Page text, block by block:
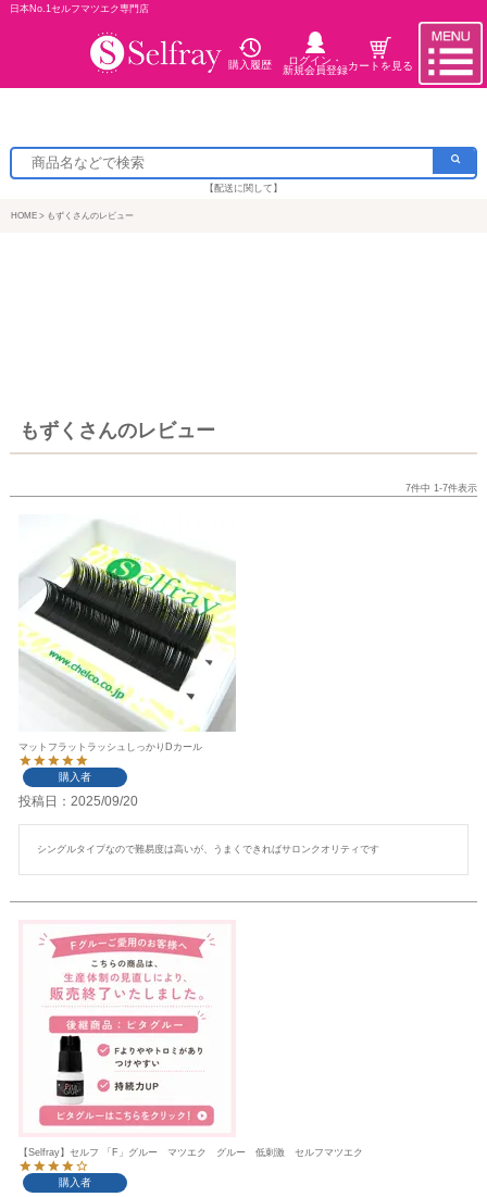
日本No.1セルフマツエク専門店
購入履歴
ログイン・
新規会員登録カートを見る
【配送に関して】
HOME もずくさんのレビュー
もずくさんのレビュー
7件中 1-7件表示
マットフラットラッシュしっかりDカール
購入者
投稿日 2025/09/20
シングルタイプなので難易度は高いが、うまくできればサロンクオリティです
【Selfray】セルフ 「F」グルー マツエク グルー 低刺激 セルフマツエク
購入者